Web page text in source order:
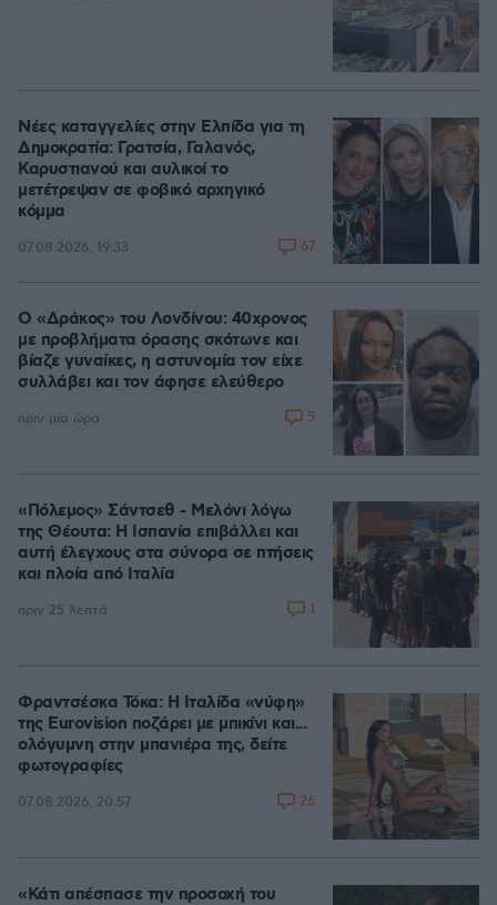
Νέες καταγγελίες στην Ελπίδα για τη
Δημοκρατία: Γρατσία, Γαλανός,
Καρυστιανού και αυλικοί το
μετέτρεψαν σε φοβικό αρχηγικό
κόμμα
07.08.2026, 19:33 67
Ο «Δράκος» του Λονδίνου: 40χρονος
με προβλήματα όρασης σκότωνε και
βίαζε γυναίκες, η αστυνομία τον είχε
συλλάβει και τον άφησε ελεύθερο
πριν μία ώρα 5
«Πόλεμος» Σάντσεθ - Μελόνι λόγω
της Θέουτα: Η Ισπανία επιβάλλει και
αυτή έλεγχους στα σύνορα σε πτήσεις
και πλοία από Ιταλία
πριν 25 λεπτά 1
Φραντσέσκα Τόκα: Η Ιταλίδα «νύφη»
της Eurovision ποζάρει με μπικίνι και...
ολόγυμνη στην μπανιέρα της, δείτε
φωτογραφίες
07.08.2026, 20:57 26
«Κάτι απέσπασε την προσοχή του